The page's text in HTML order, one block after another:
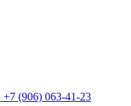
+7 (906) 063-41-23